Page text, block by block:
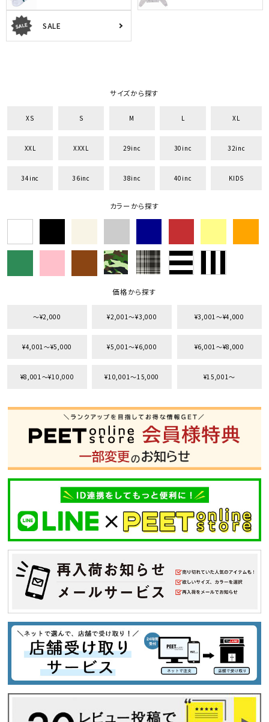
SALE
サイズから探す
XS S M L XL
XXL XXXL 29inc 30inc 32inc
34inc 36inc 38inc 40inc KIDS
カラーから探す
価格から探す
〜¥2,000 ¥2,001〜¥3,000 ¥3,001〜¥4,000
¥4,001〜¥5,000 ¥5,001〜¥6,000 ¥6,001〜¥8,000
¥8,001〜¥10,000 ¥10,001〜15,000 ¥15,001〜